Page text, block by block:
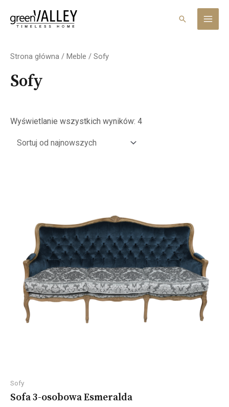
content
Search
Strona główna / Meble / Sofy
Sofy
Wyświetlanie wszystkich wyników: 4
Sofy
Sofa 3-osobowa Esmeralda